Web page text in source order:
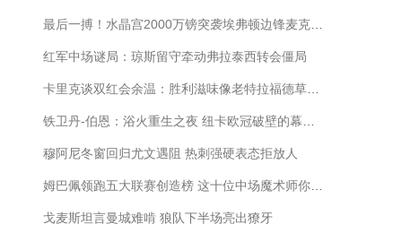
最后一搏！水晶宫2000万镑突袭埃弗顿边锋麦克尼尔
红军中场谜局：琼斯留守牵动弗拉泰西转会僵局
卡里克谈双红会余温：胜利滋味像老特拉福德草皮一样新鲜
铁卫丹-伯恩：浴火重生之夜 纽卡欧冠破壁的幕后英雄
穆阿尼冬窗回归尤文遇阻 热刺强硬表态拒放人
姆巴佩领跑五大联赛创造榜 这十位中场魔术师你pick谁？
戈麦斯坦言曼城难啃 狼队下半场亮出獠牙